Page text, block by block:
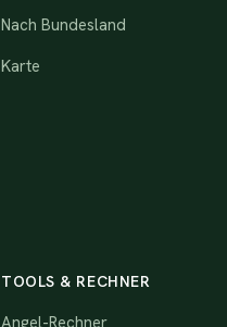
Nach Bundesland
Karte
TOOLS & RECHNER